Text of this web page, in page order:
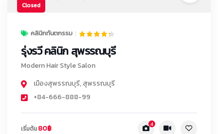
Closed
คลินิกทันตกรรม
รุ่งรวี คลินิก สุพรรณบุรี
Modern Hair Style Salon
เมืองสุพรรณบุรี,สุพรรณบุรี
+84-666-888-99
เริ่มต้น80฿ 4